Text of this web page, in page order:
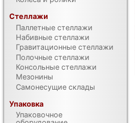
Стеллажи
Паллетные стеллажи
Набивные стеллажи
Гравитационные стеллажи
Полочные стеллажи
Консольные стеллажи
Мезонины
Самонесущие склады
Упаковка
Упаковочное